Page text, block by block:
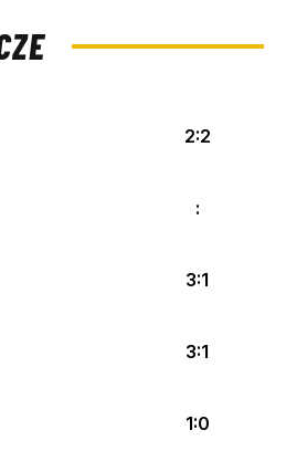
2:2
:
3:1
3:1
1:0